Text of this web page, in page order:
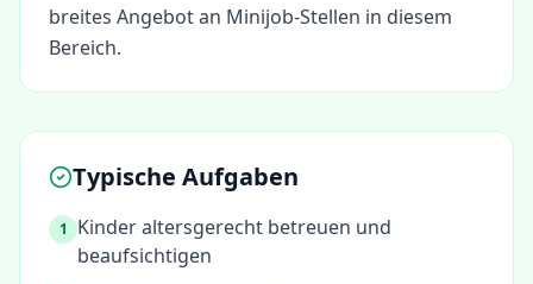
breites Angebot an Minijob-Stellen in diesem
Bereich.
Typische Aufgaben
1
Kinder altersgerecht betreuen und
beaufsichtigen